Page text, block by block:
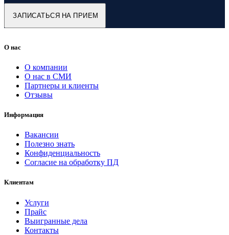
О нас
О компании
О нас в СМИ
Партнеры и клиенты
Отзывы
Информация
Вакансии
Полезно знать
Конфиденциальность
Согласие на обработку ПД
Клиентам
Услуги
Прайс
Выигранные дела
Контакты